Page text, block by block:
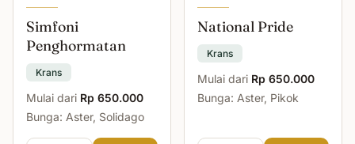
Simfoni
Penghormatan
Krans
Mulai dari Rp 650.000
Bunga: Aster, Solidago
National Pride
Krans
Mulai dari Rp 650.000
Bunga: Aster, Pikok